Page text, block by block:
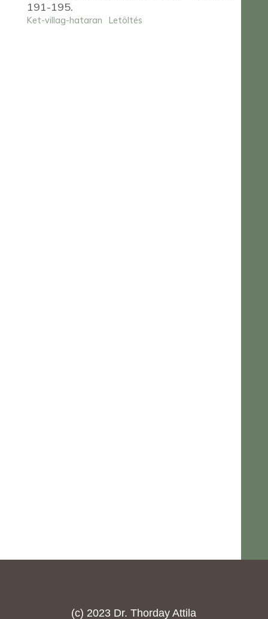
191-195.
Ket-villag-hataran Letöltés
(c) 2023 Dr. Thorday Attila